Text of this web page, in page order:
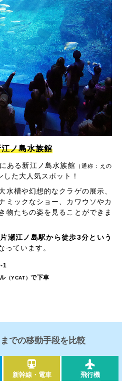
ノ島水族館
ある新江ノ島水族館 （通称：えの
た大人気スポット！
水槽や幻想的なクラゲの展示、
ミックなショー、カワウソやカ
物たちの姿を見ることができま
瀬江ノ島駅から徒歩3分という
っています。
1
（YCAT）で下車
までの移動手段を比較
新幹線・電車 飛行機